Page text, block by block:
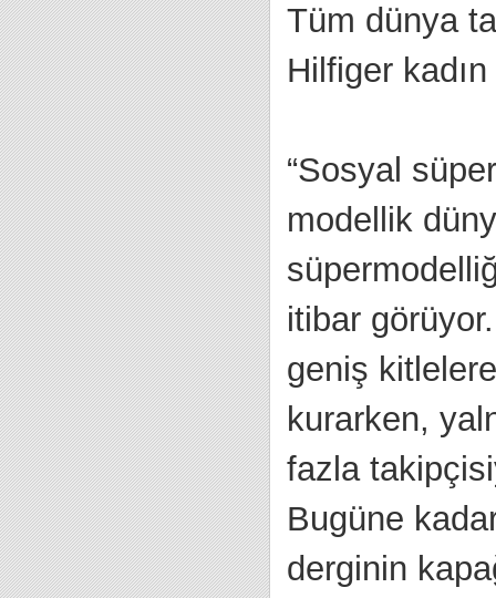
Tüm dünya
Hilfiger
“Sosyal
modellik
itibar
geniş
kurarken,
fazla
Bugüne
derginin